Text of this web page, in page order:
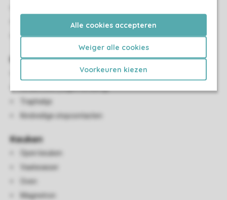
Alle cookies accepteren
Weiger alle cookies
Voorkeuren kiezen
Smart-tv
Kindervoorzieningen
Campingbedje (tegen betaling)
Traphekje
Kindveilige stopcontacten
Keuken
Open keuken
Vaatwasser
Oven
Magnetron